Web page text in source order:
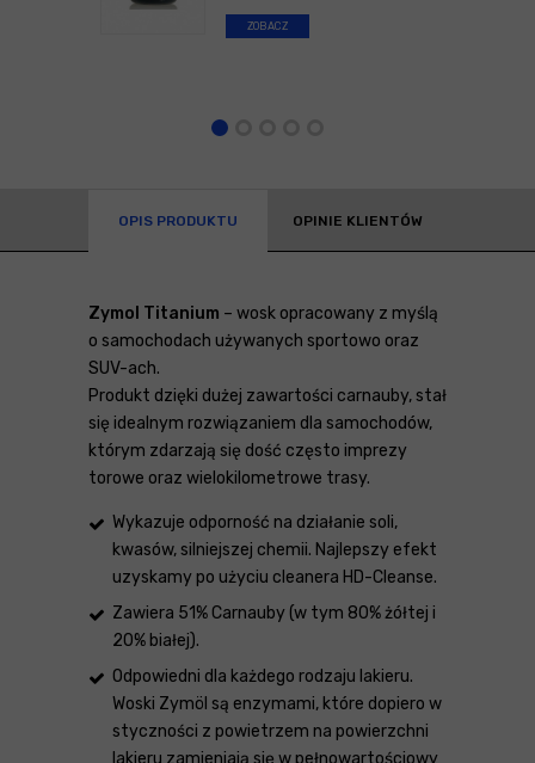
ZOBACZ
OPIS PRODUKTU OPINIE KLIENTÓW
Zymol Titanium – wosk opracowany z myślą
o samochodach używanych sportowo oraz
SUV-ach.
Produkt dzięki dużej zawartości carnauby, stał
się idealnym rozwiązaniem dla samochodów,
którym zdarzają się dość często imprezy
torowe oraz wielokilometrowe trasy.
Wykazuje odporność na działanie soli,
kwasów, silniejszej chemii. Najlepszy efekt
uzyskamy po użyciu cleanera HD-Cleanse.
Zawiera 51% Carnauby (w tym 80% żółtej i
20% białej).
Odpowiedni dla każdego rodzaju lakieru.
Woski Zymöl są enzymami, które dopiero w
styczności z powietrzem na powierzchni
lakieru zamieniają się w pełnowartościowy